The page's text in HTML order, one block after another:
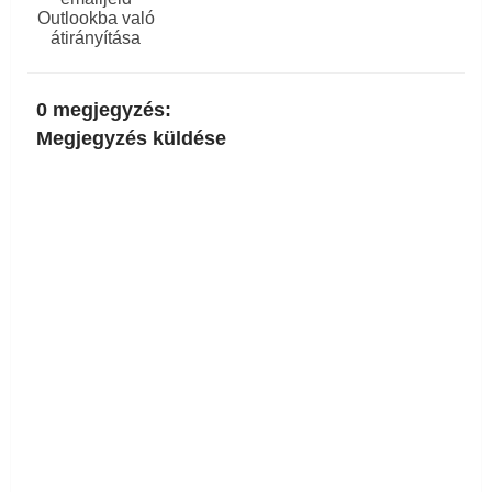
Outlookba való
átirányítása
0 megjegyzés:
Megjegyzés küldése